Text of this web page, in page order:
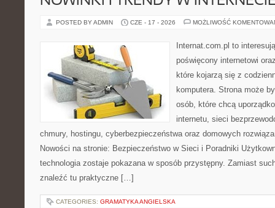
POSTED BY ADMIN CZE - 17 - 2026 MOŻLIWOŚĆ
Internat.com.pl to
poświęcony internetowi
które kojarzą się z
komputera. Strona może
osób, które chcą
internetu, sieci
chmury, hostingu, cyberbezpieczeństwa oraz domowych
Nowości na stronie: Bezpieczeństwo w Sieci i Poradniki
technologia zostaje pokazana w sposób przystępny. Zamiast
znaleźć tu praktyczne […]
CATEGORIES: GRAMATYKA ANGIELSKA